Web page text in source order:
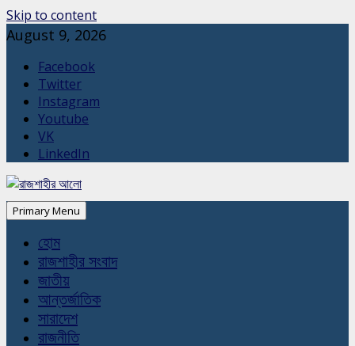
Skip to content
August 9, 2026
Facebook
Twitter
Instagram
Youtube
VK
LinkedIn
Primary Menu
হোম
রাজশাহীর সংবাদ
জাতীয়
আন্তর্জাতিক
সারাদেশ
রাজনীতি